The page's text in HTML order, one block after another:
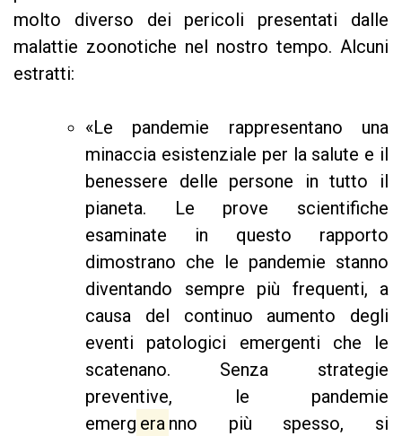
molto diverso dei pericoli presentati dalle
malattie zoonotiche nel nostro tempo. Alcuni
estratti:
«Le pandemie rappresentano una
minaccia esistenziale per la salute e il
benessere delle persone in tutto il
pianeta. Le prove scientifiche
esaminate in questo rapporto
dimostrano che le pandemie stanno
diventando sempre più frequenti, a
causa del continuo aumento degli
eventi patologici emergenti che le
scatenano. Senza strategie
preventive, le pandemie
emerg era nno più spesso, si